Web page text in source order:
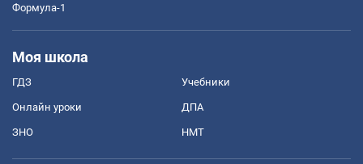
Формула-1
Моя школа
ГДЗ Учебники
Онлайн уроки ДПА
ЗНО НМТ